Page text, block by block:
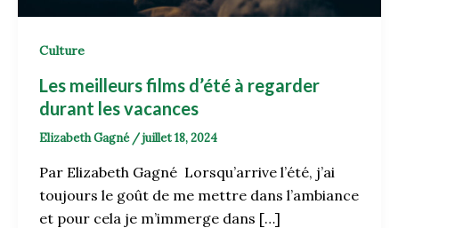
Culture
Les meilleurs films d’été à regarder
durant les vacances
Elizabeth Gagné /juillet 18, 2024
Par Elizabeth Gagné Lorsqu’arrive l’été, j’ai
toujours le goût de me mettre dans l’ambiance
et pour cela je m’immerge dans […]